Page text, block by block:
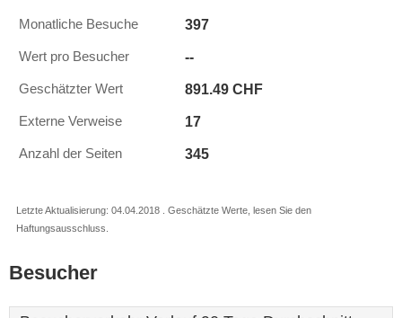
Monatliche Besuche 397
Wert pro Besucher --
Geschätzter Wert 891.49 CHF
Externe Verweise 17
Anzahl der Seiten 345
Letzte Aktualisierung: 04.04.2018 . Geschätzte Werte, lesen Sie den
Haftungsausschluss.
Besucher